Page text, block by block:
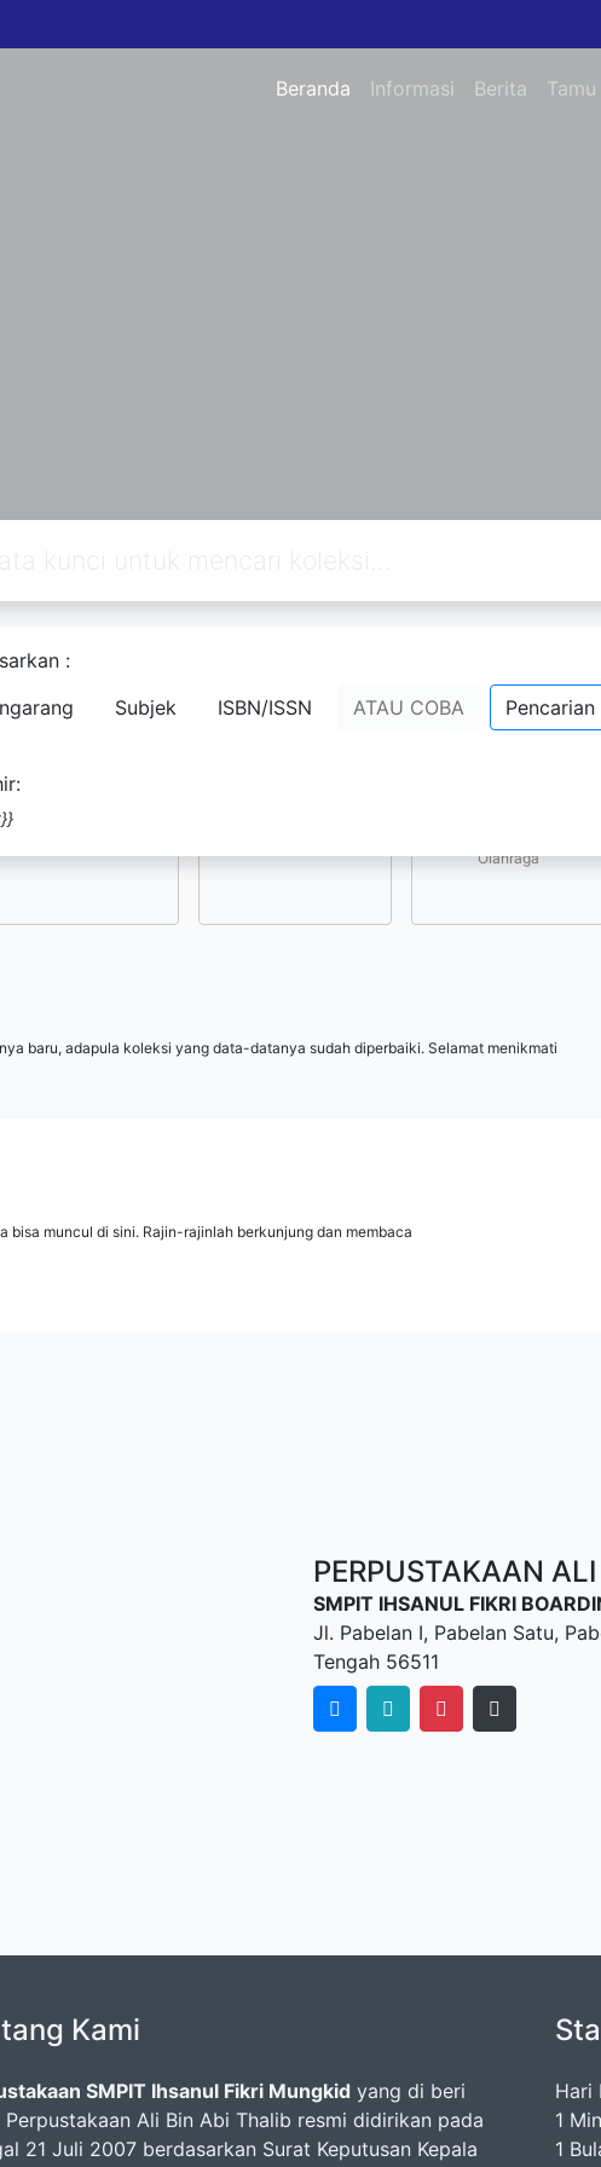
Beranda Informasi Berita Tamu
:
Subjek ISBN/ISSN ATAU COBA
Pilih subjek yang menarik bagi Anda
Olahraga
baru, adapula koleksi yang data-datanya sudah diperbaiki. Selamat menikmati
bisa muncul di sini. Rajin-rajinlah berkunjung dan membaca
PERPUSTAKAAN
SMPIT IHSANUL FIKRI
Jl. Pabelan I, Pabelan Satu,
Tengah 56511
Kami
SMPIT Ihsanul Fikri Mungkid yang di beri
Perpustakaan Ali Bin Abi Thalib resmi didirikan pada
21 Juli 2007 berdasarkan Surat Keputusan Kepala
Hari
1
1